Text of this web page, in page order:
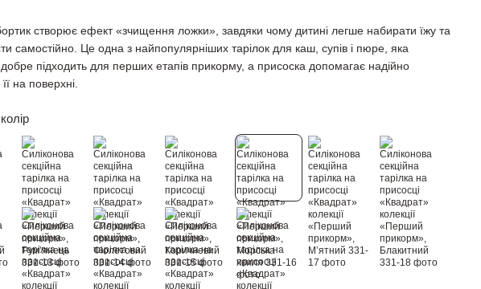
створює ефект «зчищення ложки», завдяки чому дитині легше набирати їжу та
самостійно. Це одна з найпопулярніших тарілок для каш, супів і пюре, яка
підходить для перших етапів прикорму, а присоска допомагає надійно
на поверхні.